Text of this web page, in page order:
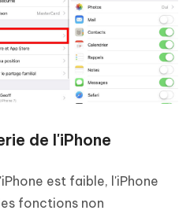
de l'iPhone
est faible, l'iPhone
fonctions non